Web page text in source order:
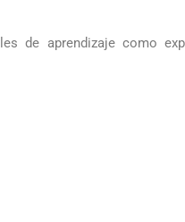
de aprendizaje como